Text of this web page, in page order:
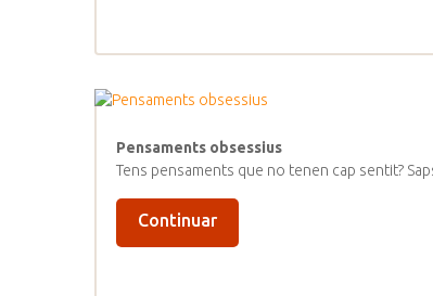
Pensaments obsessius
Tens pensaments que no tenen cap sentit?
Continuar